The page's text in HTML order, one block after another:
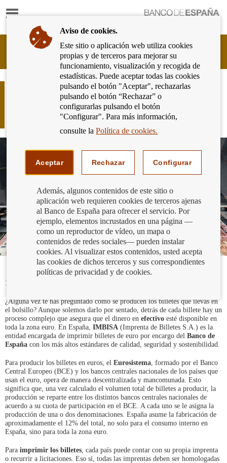
Mostrar
Ir
página
de
inicio
del
Banco
de
España
Cliente
Bancario
Banco
España
Eurosistema,
IMBISA: La fábrica de billetes que
garantiza el efectivo en España y el
Eurosistema
17/06/2025
¿Alguna vez te has preguntado cómo se producen los billetes que llevas en
el bolsillo? Aunque solemos darlo por sentado, detrás de cada billete hay un
proceso complejo que asegura que el dinero en efectivo esté disponible en
toda la zona euro. En España, IMBISA (Imprenta de Billetes S.A.) es la
entidad encargada de imprimir billetes de euro por encargo del Banco de
España con los más altos estándares de calidad, seguridad y sostenibilidad.
Para producir los billetes en euros, el Eurosistema, formado por el Banco
Central Europeo (BCE) y los bancos centrales nacionales de los países que
usan el euro, opera de manera descentralizada y mancomunada. Esto
significa que, una vez calculado el volumen total de billetes a producir, la
producción se reparte entre los distintos bancos centrales nacionales de
acuerdo a su cuota de participación en el BCE. A cada uno se le asigna la
producción de una o dos denominaciones. España asume la fabricación de
aproximadamente el 12% del total, no solo para el consumo interno en
España, sino para toda la zona euro.
Para imprimir los billetes, cada país puede contar con su propia imprenta
o recurrir a licitaciones. Eso sí, todas las imprentas deben ser homologadas
Aviso de cookies.
Este sitio o aplicación web utiliza cookies
propias y de terceros para mejorar su
funcionamiento, visualización y recogida de
estadísticas. Puede aceptar todas las cookies
pulsando el botón "Aceptar", rechazarlas
pulsando el botón “Rechazar” o
configurarlas pulsando el botón
"Configurar". Para más información,
consulte laPolítica de cookies.
Aceptar Rechazar Configurar
Además, algunos contenidos de este sitio o
aplicación web requieren cookies de terceros ajenas
al Banco de España para ofrecer el servicio. Por
ejemplo, elementos incrustados en una página —
como un reproductor de vídeo, un mapa o
contenidos de redes sociales— pueden instalar
cookies. Al visualizar estos contenidos, usted acepta
las cookies de dichos terceros y sus correspondientes
políticas de privacidad y de cookies.